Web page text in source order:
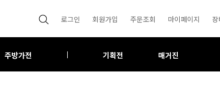
로그인 회원가입 주문조회 마이페이지
주방가전 | 기획전 매거진